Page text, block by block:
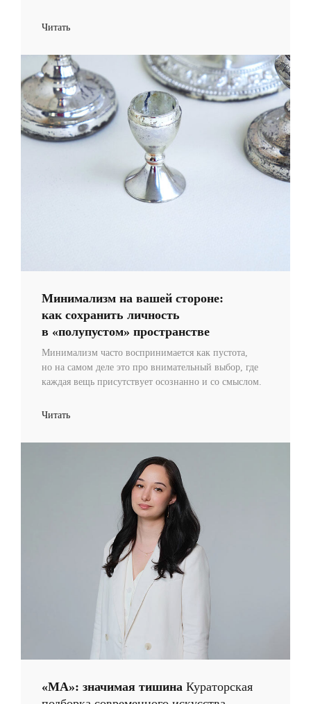
Читать
Минимализм на вашей стороне:
как сохранить личность
в «полупустом» пространстве
Минимализм часто воспринимается как пустота,
но на самом деле это про внимательный выбор, где
каждая вещь присутствует осознанно и со смыслом.
Читать
«МА»: значимая тишина Кураторская